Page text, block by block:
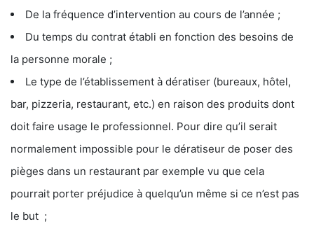
De la fréquence d’intervention au cours de l’année ;
Du temps du contrat établi en fonction des besoins de
la personne morale ;
Le type de l’établissement à dératiser (bureaux, hôtel,
bar, pizzeria, restaurant, etc.) en raison des produits dont
doit faire usage le professionnel. Pour dire qu’il serait
normalement impossible pour le dératiseur de poser des
pièges dans un restaurant par exemple vu que cela
pourrait porter préjudice à quelqu’un même si ce n’est pas
le but ;